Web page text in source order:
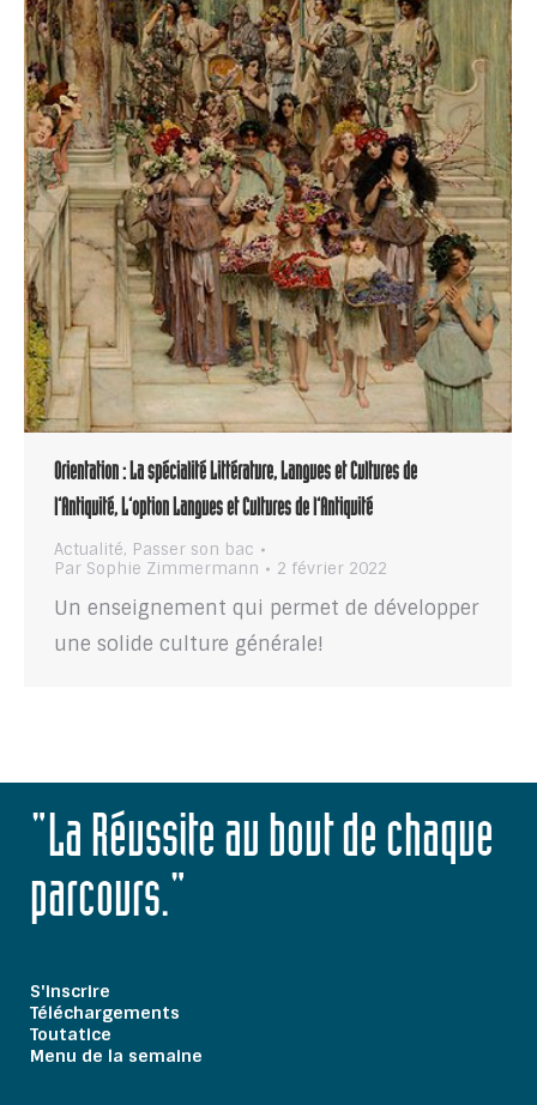
Orientation : La spécialité Littérature, Langues et Cultures de
l’Antiquité, L’option Langues et Cultures de l’Antiquité
Actualité, Passer son bac
Par Sophie Zimmermann 2 février 2022
Un enseignement qui permet de développer
une solide culture générale!
"La Réussite au bout de chaque
parcours."
S'inscrire
Téléchargements
Toutatice
Menu de la semaine